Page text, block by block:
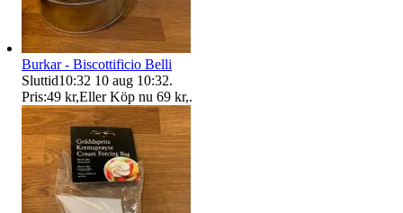
Burkar - Biscottificio Belli
Sluttid10:32 10 aug 10:32.
Pris:49 kr,Eller Köp nu 69 kr,.